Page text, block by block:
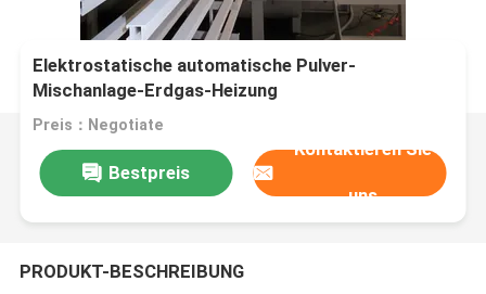
Elektrostatische automatische Pulver-
Mischanlage-Erdgas-Heizung
Preis：Negotiate
Bestpreis
Kontaktieren Sie
uns
PRODUKT-BESCHREIBUNG